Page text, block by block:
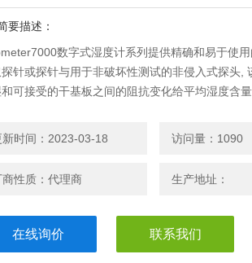
要描述：
数字式湿度计系列提供精确和易于使
针或探针与用于非破坏性测试的非侵入式探头,
可接受的干基板之间的阻抗变化给平均湿度含量
清晰，方便读取，即时显示
新时间：2023-03-18 访问量：1090
商性质：代理商 生产地址：
在线询价 联系我们